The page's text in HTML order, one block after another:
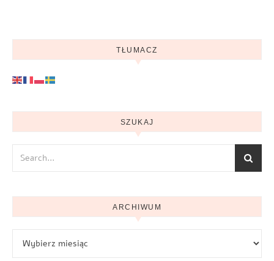
TŁUMACZ
SZUKAJ
ARCHIWUM